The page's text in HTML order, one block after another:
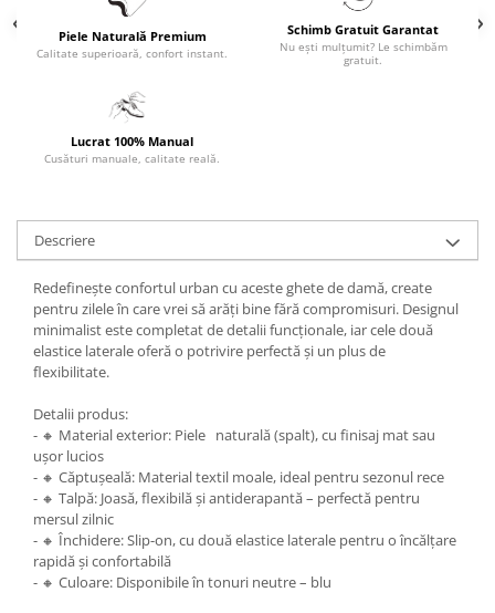
Piele Naturală Premium
Calitate superioară, confort instant.
Schimb Gratuit Garantat
Nu ești mulțumit? Le schimbăm
gratuit.
Lucrat 100% Manual
Cusături manuale, calitate reală.
Descriere
Redefinește confortul urban cu aceste ghete de damă, create
pentru zilele în care vrei să arăți bine fără compromisuri. Designul
minimalist este completat de detalii funcționale, iar cele două
elastice laterale oferă o potrivire perfectă și un plus de
flexibilitate.
Detalii produs:
- 🔸 Material exterior: Piele naturală (spalt), cu finisaj mat sau
ușor lucios
- 🔸 Căptușeală: Material textil moale, ideal pentru sezonul rece
- 🔸 Talpă: Joasă, flexibilă și antiderapantă – perfectă pentru
mersul zilnic
- 🔸 Închidere: Slip-on, cu două elastice laterale pentru o încălțare
rapidă și confortabilă
- 🔸 Culoare: Disponibile în tonuri neutre – blu